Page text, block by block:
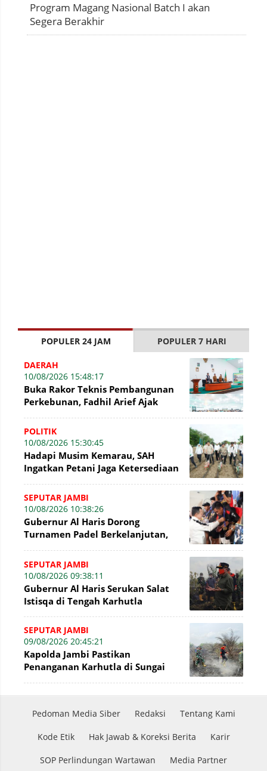
Program Magang Nasional Batch I akan
Segera Berakhir
POPULER 24 JAM POPULER 7 HARI
DAERAH
10/08/2026 15:48:17
Buka Rakor Teknis Pembangunan
Perkebunan, Fadhil Arief Ajak
POLITIK
10/08/2026 15:30:45
Hadapi Musim Kemarau, SAH
Ingatkan Petani Jaga Ketersediaan
SEPUTAR JAMBI
10/08/2026 10:38:26
Gubernur Al Haris Dorong
Turnamen Padel Berkelanjutan,
Kebersamaan Masyaraka
SEPUTAR JAMBI
10/08/2026 09:38:11
Gubernur Al Haris Serukan Salat
Istisqa di Tengah Karhutla
SEPUTAR JAMBI
09/08/2026 20:45:21
Kapolda Jambi Pastikan
Penanganan Karhutla di Sungai
Pedoman Media Siber Redaksi Tentang Kami
Kode Etik Hak Jawab & Koreksi Berita Karir
SOP Perlindungan Wartawan Media Partner